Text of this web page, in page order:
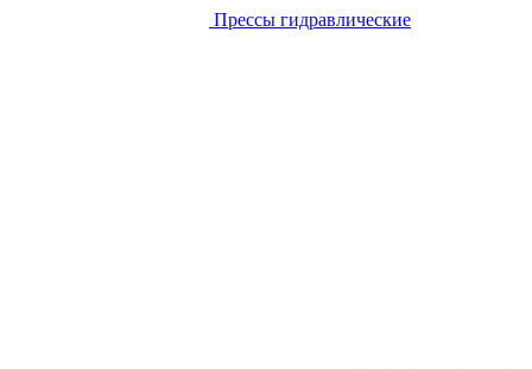
Прессы гидравлические